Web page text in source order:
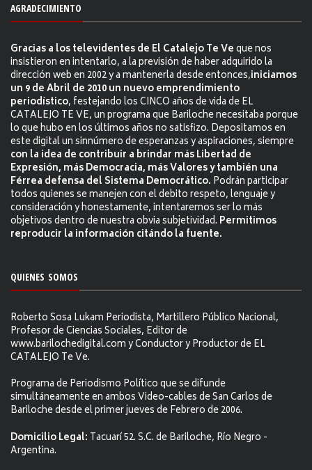
AGRADECIMIENTO
Gracias a los televidentes de El Catalejo Te Veque nos
insistieron en intentarlo, a la previsión de haber adquirido la
dirección web en 2002 y a mantenerla desde entonces,iniciamos
un 9 de Abril de 2010 un nuevo emprendimiento
periodístico, festejando los CINCO años de vida de EL
CATALEJO TE VE, un programa que Bariloche necesitaba porque
lo que hubo en los últimos años no satisfizo. Depositamos en
este digital un sinnúmero de esperanzas y aspiraciones, siempre
con la idea de contribuir a brindar más Libertad de
Expresión, más Democracia, más Valores y también una
Férrea defensa del Sistema Democrático. Podrán participar
todos quienes se manejen con el debito respeto, lenguaje y
consideración y honestamente, intentaremos ser lo más
objetivos dentro de nuestra obvia subjetividad. Permitimos
reproducir la información citándo la fuente.
QUIENES SOMOS
Roberto Sosa Lukam Periodista, Martillero Público Nacional,
Profesor de Ciencias Sociales, Editor de
www.barilochedigital.com y Conductor y Productor de EL
CATALEJO Te Ve.
Programa de Periodismo Político que se difunde
simultáneamente en ambos Video-cables de San Carlos de
Bariloche desde el primer jueves de Febrero de 2006.
Domicilio Legal: Tacuarí 52. S.C. de Bariloche, Río Negro -
Argentina.